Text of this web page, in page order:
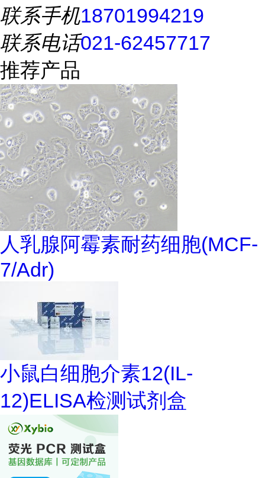
联系手机18701994219
联系电话021-62457717
推荐产品
人乳腺阿霉素耐药细胞(MCF-
7/Adr)
小鼠白细胞介素12(IL-
12)ELISA检测试剂盒